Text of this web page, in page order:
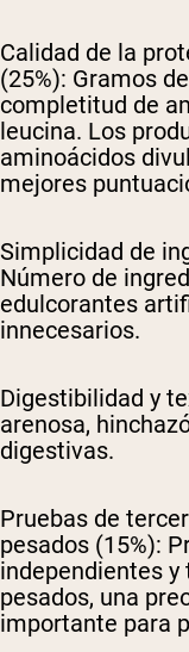
Calidad de la
(25%): Gramos
completitud de
leucina. Los
aminoácidos
mejores
Simplicidad de
Número de
edulcorantes
innecesarios.
Digestibilidad y
arenosa,
digestivas.
Pruebas de
pesados (15%):
independientes
pesados, una
importante para